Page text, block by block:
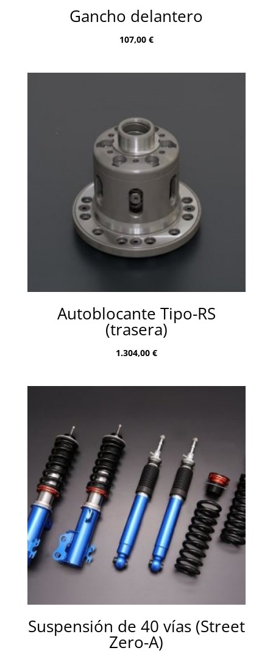
Gancho delantero
107,00 €
Autoblocante Tipo-RS
(trasera)
1.304,00 €
Suspensión de 40 vías (Street
Zero-A)